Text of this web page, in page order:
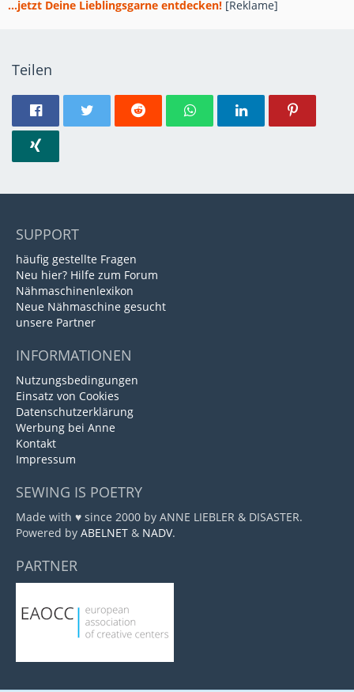
...jetzt Deine Lieblingsgarne entdecken! [Reklame]
Teilen
SUPPORT
häufig gestellte Fragen
Neu hier? Hilfe zum Forum
Nähmaschinenlexikon
Neue Nähmaschine gesucht
unsere Partner
INFORMATIONEN
Nutzungsbedingungen
Einsatz von Cookies
Datenschutzerklärung
Werbung bei Anne
Kontakt
Impressum
SEWING IS POETRY
Made with ♥ since 2000 by ANNE LIEBLER & DISASTER.
Powered by ABELNET & NADV.
PARTNER